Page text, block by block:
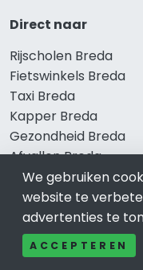
Direct naar
Rijscholen Breda
Fietswinkels Breda
Taxi Breda
Kapper Breda
Gezondheid Breda
Afvallen Breda
Gezond eten Breda
Bekend in Breda
We gebruiken
website te
advertenties te
ACCEPTEREN